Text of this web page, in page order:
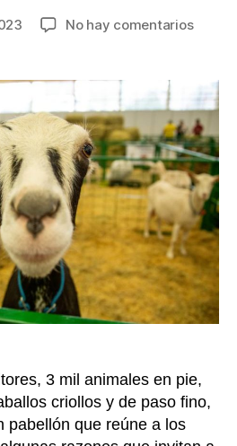
No hay comentariosen
de
julio
en
lo
mejor
del
campo
3 mil animales en pie,
criollos y de paso fino,
pabellón que reúne a los